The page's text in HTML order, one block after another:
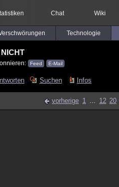
Chat Wiki
Technologie
Feed E-Mail
Suchen Infos
vorherige 1 ... 12 20